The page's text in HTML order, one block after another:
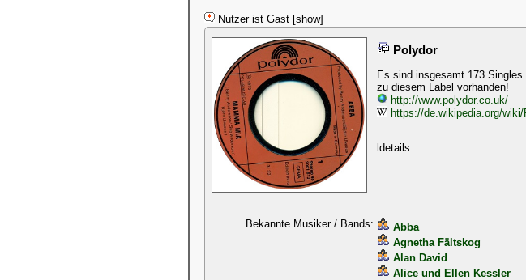
Nutzer ist Gast [show]
Polydor
Es sind insgesamt 173
zu diesem Label vorhanden!
http://www.polydor.co.uk/
https://de.wikipedia.org/
ldetails
Bekannte Musiker / Bands:
Abba
Agnetha Fältskog
Alan David
Alice und Ellen Kessler